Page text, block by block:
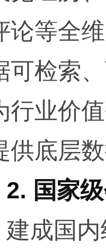
论等全
可检索
行业价
供底层
2. 国家
建成国